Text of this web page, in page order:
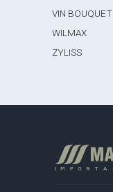
VIN BOUQUET
WILMAX
ZYLISS